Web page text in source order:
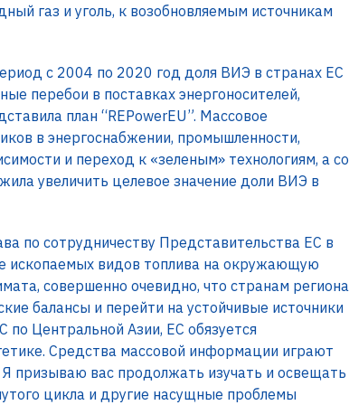
газ и уголь, к возобновляемым источникам
с 2004 по 2020 год доля ВИЭ в странах ЕС
перебои в поставках энергоносителей,
план “REPowerEU”. Массовое
в энергоснабжении, промышленности,
и переход к «зеленым» технологиям, а со
увеличить целевое значение доли ВИЭ в
по сотрудничеству Представительства ЕС в
ископаемых видов топлива на окружающую
совершенно очевидно, что странам региона
балансы и перейти на устойчивые источники
по Центральной Азии, ЕС обязуется
Средства массовой информации играют
призываю вас продолжать изучать и освещать
цикла и другие насущные проблемы